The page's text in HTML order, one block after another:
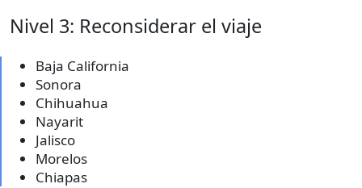
Nivel 3: Reconsiderar el viaje
Baja California
Sonora
Chihuahua
Nayarit
Jalisco
Morelos
Chiapas